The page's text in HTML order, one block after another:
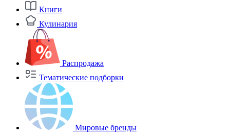
Книги
Кулинария
Распродажа
Тематические подборки
Мировые бренды